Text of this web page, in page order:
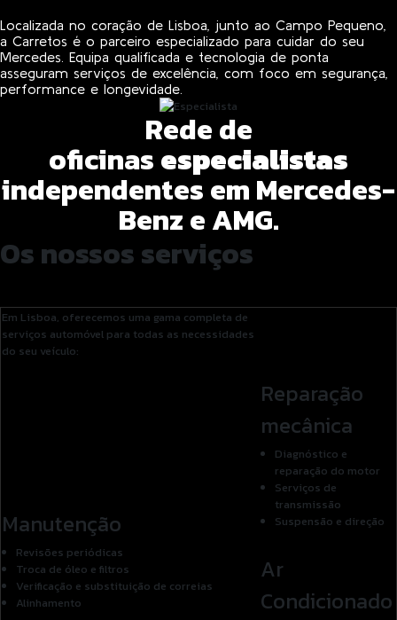
Localizada no coração de Lisboa, junto ao Campo Pequeno,
a Carretos é o parceiro especializado para cuidar do seu
Mercedes. Equipa qualificada e tecnologia de ponta
asseguram serviços de excelência, com foco em segurança,
performance e longevidade.
Rede de
oficinasespecialistas
independentes em Mercedes-
Benz e AMG.
Os nossos serviços
Em Lisboa, oferecemos uma gama completa de
serviços automóvel para todas as necessidades
do seu veículo:
Manutenção
Revisões periódicas
Troca de óleo e filtros
Verificação e substituição de correias
Alinhamento
Reparação
mecânica
Diagnóstico e
reparação do motor
Serviços de
transmissão
Suspensão e direção
Ar
Condicionado